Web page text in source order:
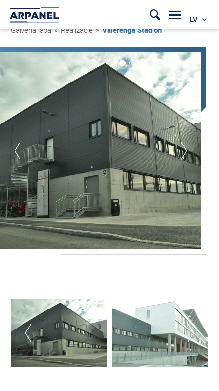
LV
Galvenā lapa » Realizacje »Vålerenga Stadion